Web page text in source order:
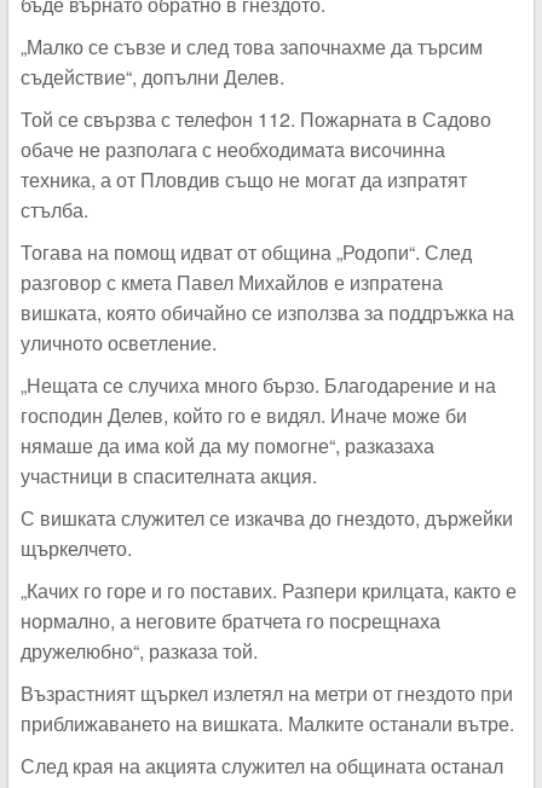
„Малко се съвзе и след това започнахме да търсим
съдействие“, допълни Делев.
Той се свързва с телефон 112. Пожарната в Садово
обаче не разполага с необходимата височинна
техника, а от Пловдив също не могат да изпратят
стълба.
Тогава на помощ идват от община „Родопи“. След
разговор с кмета Павел Михайлов е изпратена
вишката, която обичайно се използва за поддръжка на
уличното осветление.
„Нещата се случиха много бързо. Благодарение и на
господин Делев, който го е видял. Иначе може би
нямаше да има кой да му помогне“, разказаха
участници в спасителната акция.
С вишката служител се изкачва до гнездото, държейки
щъркелчето.
„Качих го горе и го поставих. Разпери крилцата, както е
нормално, а неговите братчета го посрещнаха
дружелюбно“, разказа той.
Възрастният щъркел излетял на метри от гнездото при
приближаването на вишката. Малките останали вътре.
След края на акцията служител на общината останал